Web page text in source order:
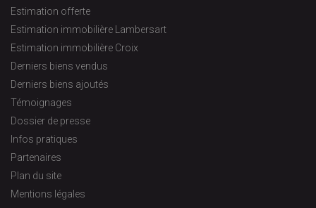
Estimation offerte
Estimation immobilière Lambersart
Estimation immobilière Croix
Derniers biens vendus
Derniers biens ajoutés
Témoignages
Dossier de presse
Infos pratiques
Partenaires
Plan du site
Mentions légales